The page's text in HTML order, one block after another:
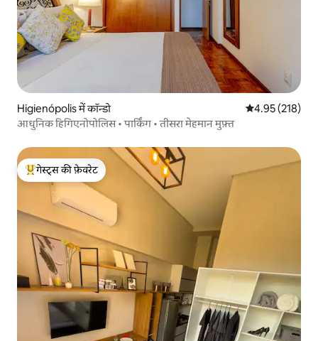
Higienópolis में कॉन्डो औसत रेटिंग 5 में से
4.95 (218)
आधुनिक हिगिएनोपोलिस • पार्किंग • तीसरा मेहमान मुफ़्त
गेस्ट्स का टॉप फ़ेवरेट
गेस्ट्स की फ़ेवरेट